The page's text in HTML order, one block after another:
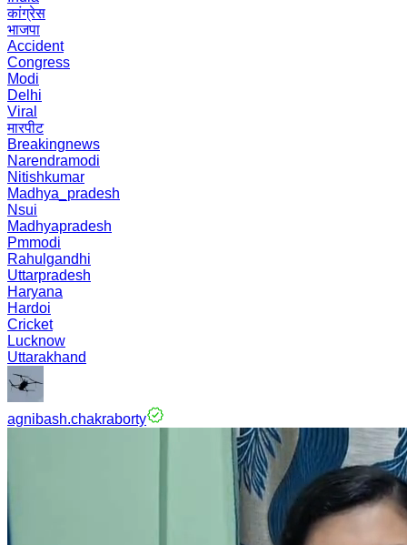
कांग्रेस
भाजपा
Accident
Congress
Modi
Delhi
Viral
मारपीट
Breakingnews
Narendramodi
Nitishkumar
Madhya_pradesh
Nsui
Madhyapradesh
Pmmodi
Rahulgandhi
Uttarpradesh
Haryana
Hardoi
Cricket
Lucknow
Uttarakhand
agnibash.chakraborty